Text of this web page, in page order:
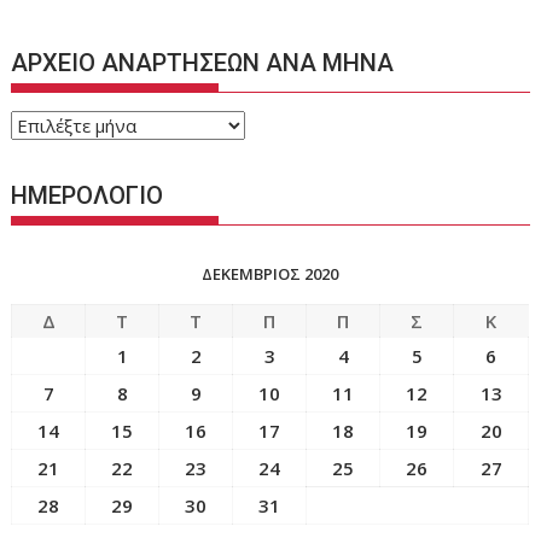
ΑΡΧΕΙΟ ΑΝΑΡΤΗΣΕΩΝ ΑΝΑ ΜΗΝΑ
ΑΡΧΕΙΟ
ΑΝΑ
ΜΗΝΑ
ΗΜΕΡΟΛΟΓΙΟ
ΔΕΚΈΜΒΡΙΟΣ 2020
Δ Τ Τ Π Π Σ
Κ
1
2 3 4 5
6
7
8 9 10 11 12
13
14
15 16 17 18 19
20
21
22 23 24 25 26
27
28
29 30 31